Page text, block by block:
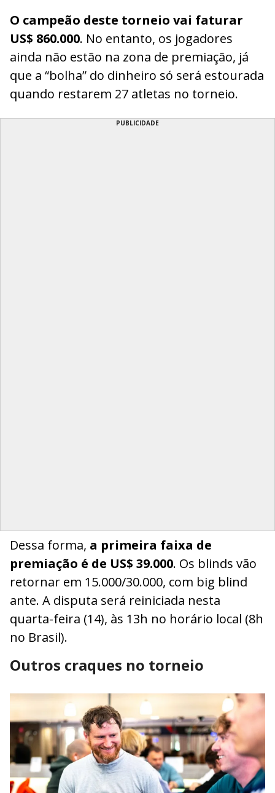
O campeão deste torneio vai faturar
US$ 860.000. No entanto, os jogadores
ainda não estão na zona de premiação, já
que a “bolha” do dinheiro só será estourada
quando restarem 27 atletas no torneio.
PUBLICIDADE
Dessa forma, a primeira faixa de
premiação é de US$ 39.000. Os blinds vão
retornar em 15.000/30.000, com big blind
ante. A disputa será reiniciada nesta
quarta-feira (14), às 13h no horário local (8h
no Brasil).
Outros craques no torneio